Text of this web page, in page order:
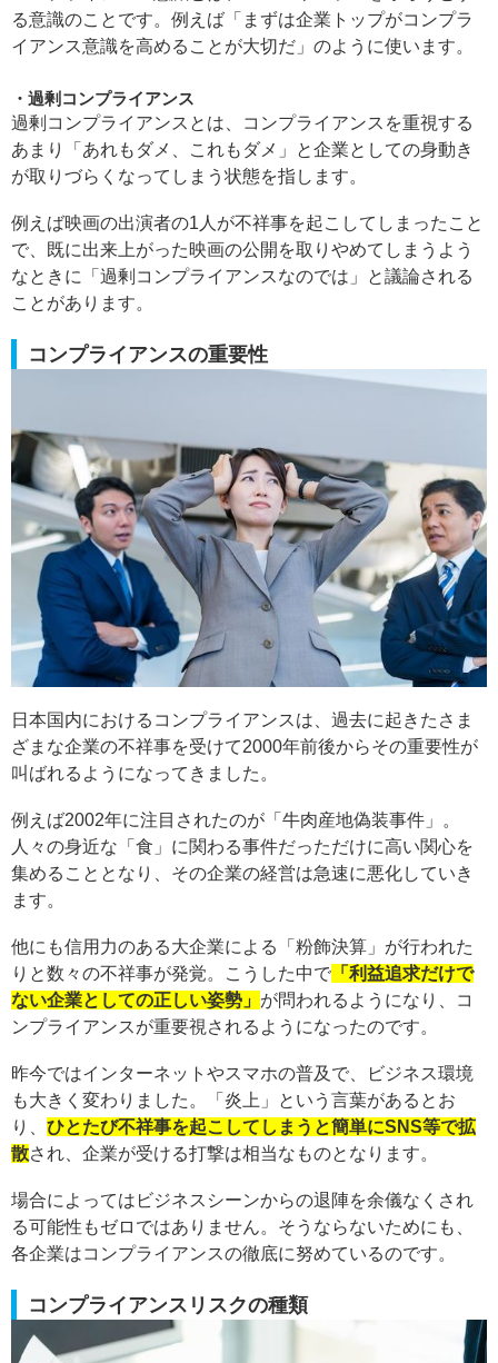
る意識のことです。例えば「まずは企業トップがコンプラ
イアンス意識を高めることが大切だ」のように使います。
過剰コンプライアンス
過剰コンプライアンスとは、コンプライアンスを重視する
あまり「あれもダメ、これもダメ」と企業としての身動き
が取りづらくなってしまう状態を指します。
例えば映画の出演者の1人が不祥事を起こしてしまったこと
で、既に出来上がった映画の公開を取りやめてしまうよう
なときに「過剰コンプライアンスなのでは」と議論される
ことがあります。
コンプライアンスの重要性
日本国内におけるコンプライアンスは、過去に起きたさま
ざまな企業の不祥事を受けて2000年前後からその重要性が
叫ばれるようになってきました。
例えば2002年に注目されたのが「牛肉産地偽装事件」。
人々の身近な「食」に関わる事件だっただけに高い関心を
集めることとなり、その企業の経営は急速に悪化していき
ます。
他にも信用力のある大企業による「粉飾決算」が行われた
りと数々の不祥事が発覚。こうした中で 「利益追求だけで
ない企業としての正しい姿勢」 が問われるようになり、コ
ンプライアンスが重要視されるようになったのです。
昨今ではインターネットやスマホの普及で、ビジネス環境
も大きく変わりました。「炎上」という言葉があるとお
り、 ひとたび不祥事を起こしてしまうと簡単にSNS等で拡
散され、企業が受ける打撃は相当なものとなります。
場合によってはビジネスシーンからの退陣を余儀なくされ
る可能性もゼロではありません。そうならないためにも、
各企業はコンプライアンスの徹底に努めているのです。
コンプライアンスリスクの種類